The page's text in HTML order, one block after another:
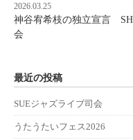
2026.03.25
神谷宥希枝の独立宣言
会
最近の投稿
SUEジャズライブ司会
うたうたいフェス2026